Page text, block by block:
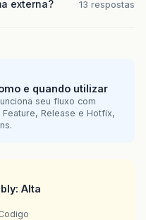
externa?
13 respostas
e quando utilizar
seu fluxo com
Release e Hotfix,
Alta